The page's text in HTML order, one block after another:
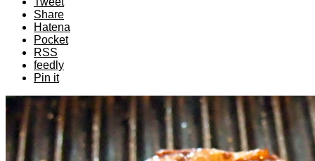
Share
Hatena
Pocket
RSS
feedly
Pin it